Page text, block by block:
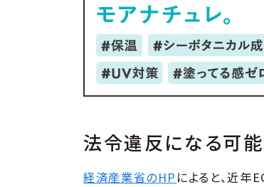
法令違反になる可
経済産業省のHP によると、近年